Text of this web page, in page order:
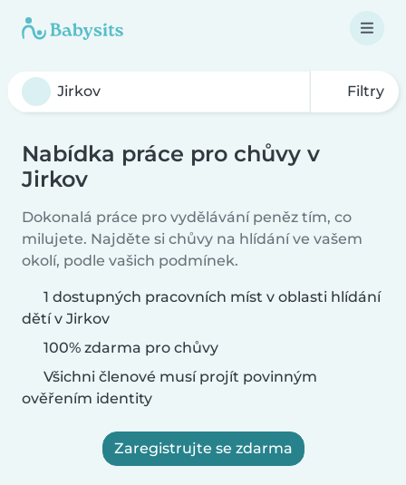
Filtry
Nabídka práce pro chůvy v
Jirkov
Dokonalá práce pro vydělávání peněz tím, co
milujete. Najděte si chůvy na hlídání ve vašem
okolí, podle vašich podmínek.
1 dostupných pracovních míst v oblasti hlídání
dětí v Jirkov
100% zdarma pro chůvy
Všichni členové musí projít povinným
ověřením identity
Zaregistrujte se zdarma